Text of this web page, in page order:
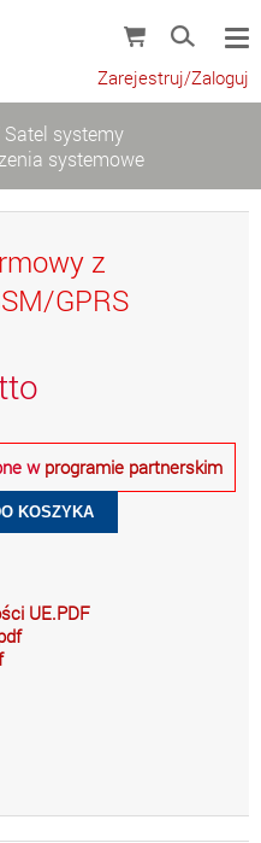
Zarejestruj/Zaloguj
Satel systemy
systemowe
z
GPRS
w programie partnerskim
UE.PDF